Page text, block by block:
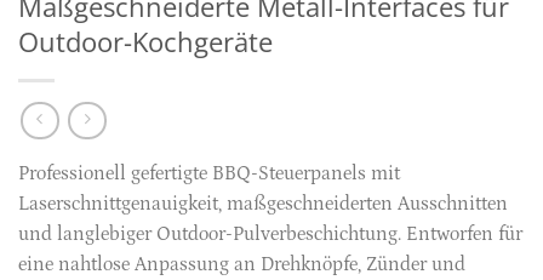
Outdoor-Kochgeräte
Professionell gefertigte BBQ-Steuerpanels mit
Laserschnittgenauigkeit, maßgeschneiderten Ausschnitten
und langlebiger Outdoor-Pulverbeschichtung. Entworfen für
eine nahtlose Anpassung an Drehknöpfe, Zünder und